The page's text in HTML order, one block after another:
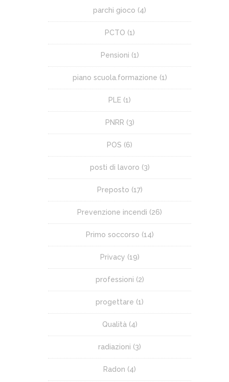
parchi gioco (4)
PCTO (1)
Pensioni (1)
piano scuola.formazione (1)
PLE (1)
PNRR (3)
POS (6)
posti di lavoro (3)
Preposto (17)
Prevenzione incendi (26)
Primo soccorso (14)
Privacy (19)
professioni (2)
progettare (1)
Qualità (4)
radiazioni (3)
Radon (4)